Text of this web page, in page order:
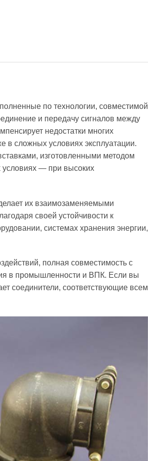
по технологии, совместимой
и передачу сигналов между
недостатки многих
в сложных условиях эксплуатации.
изготовленными методом
условиях — при высоких
их взаимозаменяемыми
своей устойчивости к
системах хранения энергии,
полная совместимость с
в промышленности и ВПК. Если вы
соединители, соответствующие всем